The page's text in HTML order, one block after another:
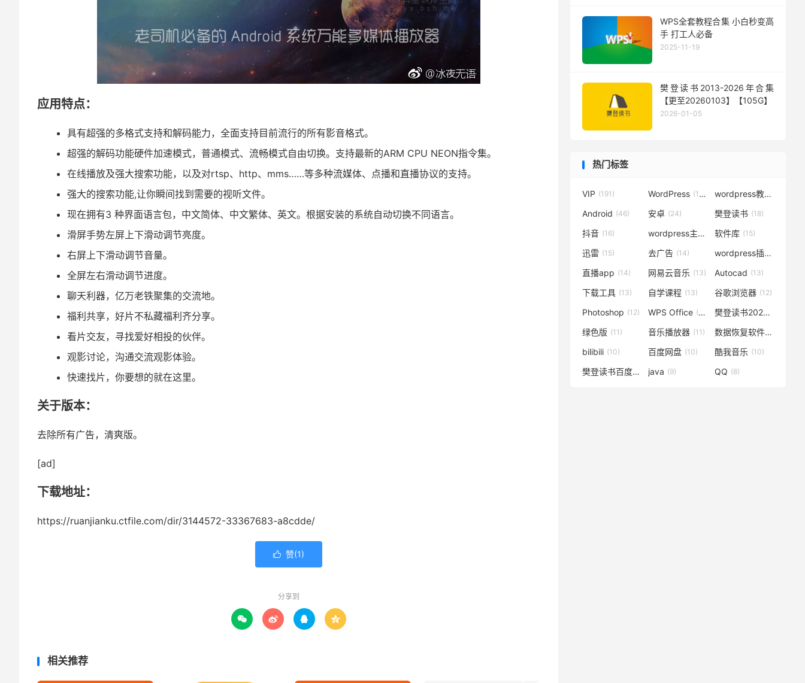
应用特点：
具有超强的多格式支持和解码能力，全面支持目前流行的所有影音格式。
超强的解码功能硬件加速模式，普通模式、流畅模式自由切换。支持最新的ARM CPU NEON指令集。
在线播放及强大搜索功能，以及对rtsp、http、mms……等多种流媒体、点播和直播协议的支持。
强大的搜索功能,让你瞬间找到需要的视听文件。
现在拥有3 种界面语言包，中文简体、中文繁体、英文。根据安装的系统自动切换不同语言。
滑屏手势左屏上下滑动调节亮度。
右屏上下滑动调节音量。
全屏左右滑动调节进度。
聊天利器，亿万老铁聚集的交流地。
福利共享，好片不私藏福利齐分享。
看片交友，寻找爱好相投的伙伴。
观影讨论，沟通交流观影体验。
快速找片，你要想的就在这里。
关于版本：
去除所有广告，清爽版。
[ad]
下载地址：
https://ruanjianku.ctfile.com/dir/3144572-33367683-a8cdde/
 赞(1)
分享到
   
相关推荐
WPS全套教程合集 小白秒变高
手 打工人必备
2025-11-19
樊登读书2013-2026年合集
【更至20260103】【105G】
2026-01-05
热门标签
VIP (191) WordPress (119) wordpress教程
Android (46) 安卓 (24) 樊登读书 (18)
抖音 (16) wordpress主题 (15)
软件库 (15)
迅雷 (15) 去广告 (14) wordpress插件
直播app (14) 网易云音乐 (13) Autocad (13)
下载工具 (13) 自学课程 (13) 谷歌浏览器 (12)
Photoshop (12) WPS Office (12) 樊登读书2020
绿色版 (11) 音乐播放器 (11) 数据恢复软件(11)
bilibili (10) 百度网盘 (10) 酷我音乐 (10)
樊登读书百度云 (10)
java (9) QQ (8)